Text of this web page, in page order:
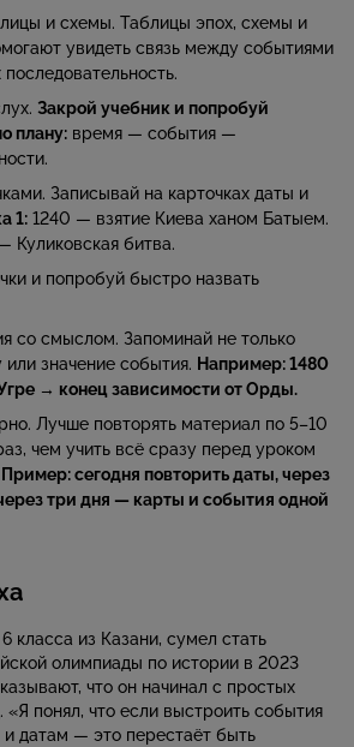
и схемы. Таблицы эпох, схемы и
увидеть связь между событиями
Закрой учебник и попробуй
плану: время — события —
Записывай на карточках даты и
1: 1240 — взятие Киева ханом Батыем.
Куликовская битва.
и попробуй быстро назвать
со смыслом. Запоминай не только
или значение события. Например: 1480
→ конец зависимости от Орды.
Лучше повторять материал по 5–10
чем учить всё сразу перед уроком
Пример: сегодня повторить даты, через
три дня — карты и события одной
класса из Казани, сумел стать
олимпиады по истории в 2023
что он начинал с простых
«Я понял, что если выстроить события
датам — это перестаёт быть